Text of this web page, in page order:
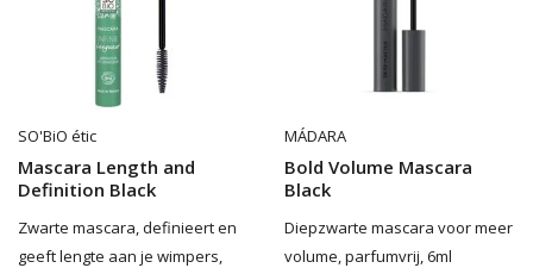
SO'BiO étic
Mascara Length and
Definition Black
Zwarte mascara, definieert en
geeft lengte aan je wimpers,
MÁDARA
Bold Volume Mascara
Black
Diepzwarte mascara voor meer
volume, parfumvrij, 6ml